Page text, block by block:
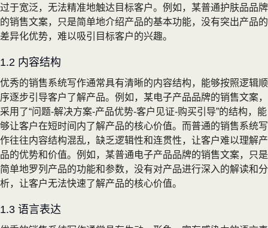
过于宽泛，无法精准地触达目标客户。例如，某普通护肤品品牌
的销售文案，只是简单地介绍产品的基本功能，没有突出产品的
差异化优势，难以吸引目标客户的兴趣。
1.2 内容结构
优秀的销售系统写作通常具有清晰的内容结构，能够按照逻辑顺
序逐步引导客户了解产品。例如，某电子产品品牌的销售文案，
采用了“问题-解决方案-产品优势-客户见证-购买引导”的结构，能
够让客户在短时间内了解产品的核心价值。而普通的销售系统写
作往往内容结构混乱，缺乏逻辑性和连贯性，让客户难以理解产
品的优势和价值。例如，某普通电子产品品牌的销售文案，只是
简单地罗列产品的功能和参数，没有对产品进行深入的解读和分
析，让客户无法快速了解产品的核心价值。
1.3 语言表达